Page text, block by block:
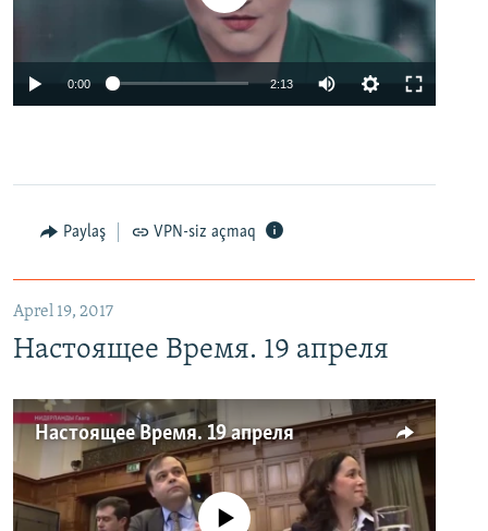
0:00 2:13
Paylaş VPN-siz açmaq
Aprel 19, 2017
Настоящее Время. 19 апреля
Настоящее Время. 19 апреля
No media source currently available